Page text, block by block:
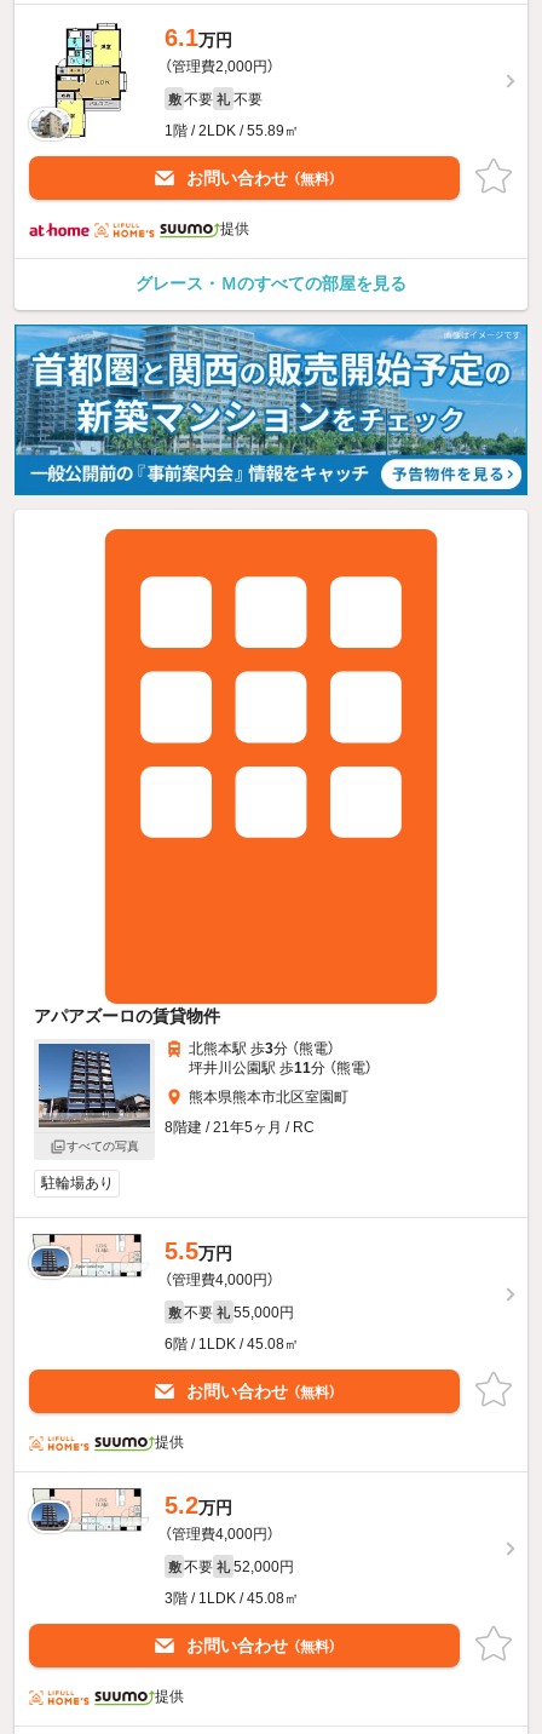
6.1万円
（管理費2,000円）
敷 不要 礼 不要
1階 / 2LDK / 55.89㎡
お問い合わせ （無料）
提供
グレース・Ｍのすべての部屋を見る
アパアズーロの賃貸物件
すべての写真
北熊本駅 歩3分 （熊電）
坪井川公園駅 歩11分 （熊電）
熊本県熊本市北区室園町
8階建 / 21年5ヶ月 / RC
駐輪場あり
5.5万円
（管理費4,000円）
敷 不要 礼 55,000円
6階 / 1LDK / 45.08㎡
お問い合わせ （無料）
提供
5.2万円
（管理費4,000円）
敷 不要 礼 52,000円
3階 / 1LDK / 45.08㎡
お問い合わせ （無料）
提供